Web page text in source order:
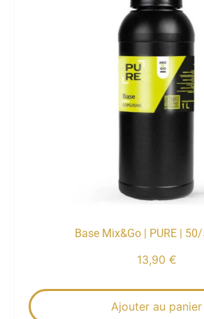
Base Mix&Go | PURE |
13,90 €
Ajouter au panier